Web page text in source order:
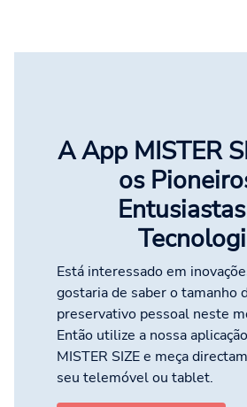
A App MISTER
os
Está interessado em
gostaria de saber o tamanho
preservativo pessoal neste
Então utilize a nossa
MISTER SIZE e meça
seu telemóvel ou tablet.